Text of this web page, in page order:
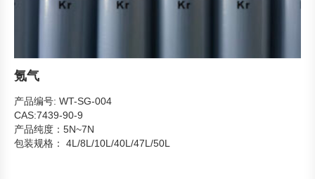
氪气
产品编号: WT-SG-004
CAS:7439-90-9
产品纯度：5N~7N
包装规格： 4L/8L/10L/40L/47L/50L